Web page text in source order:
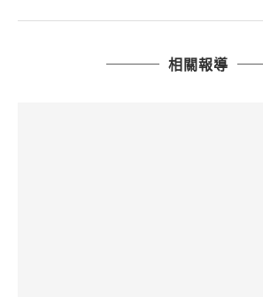
相關報導